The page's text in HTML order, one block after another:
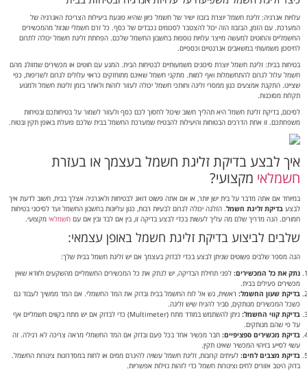
עלויות אנרגיה: זליגת חשמל יוצרת בזבוז ישיר של חשמל כיוון שהיא פוגעת ביעילות הצריכת האנרגיה של
המערכת. עם הזמן, הבזבוז הזה יכול להצטבר לסכומים נכבדים של כסף. כל זרם חשמלי שנזול מהמכשירים
החשמליים והחוטים למעשה מייצר עלויות נוספות בחשבון החשמל שלכם. הפחתת זליגת חשמל יכולה לתרום
לחיסכון משמעותי במשאבים אנרגטיים וכספיים.
בטיחות בבית: זליגת חשמל יוצרת סיכונים משמעותיים לבטיחות הבית. המגע עם חוטים או מכשירים שמזולג מהם
חשמל עלול לגרום להתחשמלות ואף למוות. מתקני חשמל שאינם מתוחזקים כראוי עלולים לגרום לשריפות, כפי
שציינו. התקנת אמצעים כגון ממסרי זליגה וחותכי חשמל יכולה לעזור לזהות ולאתר בזמן זליגות חשמל ולמנוע
תקלות מסוכנות.
לסיכום, בדיקת זליגת חשמל היא תהליך חשוב שיכול לחסוך לכם כסף ולעזור לשמור על בטיחותכם ובטיחות
משפחתכם. זו אחת הדרכים הבטוחות והיעילות להבטיח שמערכת החשמל בבית שלכם פועלת באופן תקין ובטוח.
איך לבצע בדיקת זליגת חשמל בעצמך או בעזרת
חשמלאי מקצועי?
במיוחד אם אתה מדבר על בית ישן יותר, או אם אתה פשוט דואג לבטיחות ולאנרגיה אצלך בבית, חשוב לדעת איך
לבצע בדיקת זליגת חשמל . הזלגה יכולה לגרום לבעיות רבות, כגון עליונות בחשבון החשמל ועד לסיכוני בטיחות
חמורים. הנה מדריך שלם מה עליך לעשות בכדי לבצע בדיקה זו, בין אם לבד ובין אם עם חשמלאי מקצועי.
שלבים לביצוע בדיקת זליגת חשמל באופן עצמאי:
הנה מספר שלבים פשוטים שניתן לבצע בכדי לבדוק בעצמך אם יש זליגת חשמל בבית שלך:
נתק את כל המכשירים: לפני תחילת הבדיקה, יש לנתק את כל המכשירים החשמליים מהשקעים ולוודא שאין
מכשירים פעילים בבית.
בדיקת שעון החשמל: ראשית, גש אל לוח החשמל בבית ובדוק את המד החשמלי. אם המד ממשיך לעבוד גם
כשכל המכשירים מנותקים, סביר להניח שיש זליגה.
בדיקת קווי החשמל:
ניתן להשתמש במודד מתח (Multimeter) כדי לבדוק אם יש מתח בקווים חשמליים אף
על פי שהם מנותקים.
בדיקת מכשירים ספציפיים: חבר מכשיר אחד בכל פעם ובדוק אם המד החשמלי מראה צריכה לא רגילה. זה
עשוי לסייע בזיהוי המכשיר שאינו תקין.
בדיקת מצבים לחים: לעיתים קרובות, זליגת חשמל עשויה להיגרם ממים או לחות במסדרונות צינורות החשמל.
בדוק היטב אזורים לחים וצינורות חשמל כדי לזהות נזילות אפשריות.